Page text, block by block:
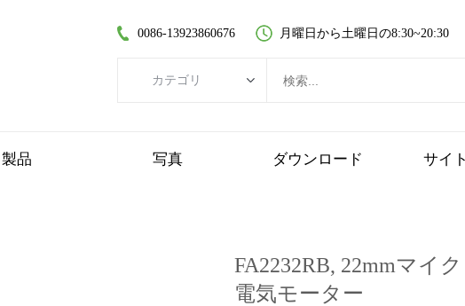
0086-13923860676 月曜日から土曜日の8:30~20:30
カテゴリ
コアレスブラシレスモーター
製品 写真 ダウンロード サイ
FA2232RB, 22mmマイ
電気モーター